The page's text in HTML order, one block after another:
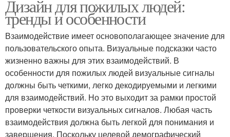
Дизайн для пожилых людей:
тренды и особенности
Взаимодействие имеет основополагающее значение для
пользовательского опыта. Визуальные подсказки часто
жизненно важны для этих взаимодействий. В
особенности для пожилых людей визуальные сигналы
должны быть четкими, легко декодируемыми и легкими
для взаимодействий. Но это выходит за рамки простой
проверки четкости визуальных сигналов. Любая часть
взаимодействия должна быть легкой для понимания и
завершения. Поскольку целевой демографический